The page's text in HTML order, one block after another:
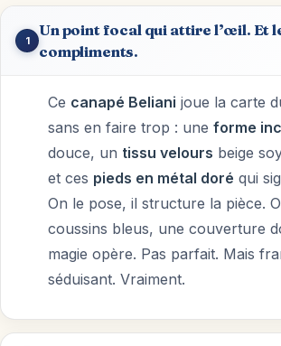
1
Un point focal qui attire l’œil. Et
compliments.
Ce canapé Beliani joue la carte
sans en faire trop : une forme
douce, un tissu velours beige
et ces pieds en métal doré qui
On le pose, il structure la pièce.
coussins bleus, une couverture
magie opère. Pas parfait. Mais
séduisant. Vraiment.